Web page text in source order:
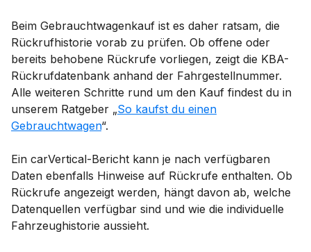
Beim Gebrauchtwagenkauf ist es daher ratsam, die
Rückrufhistorie vorab zu prüfen. Ob offene oder
bereits behobene Rückrufe vorliegen, zeigt die KBA-
Rückrufdatenbank anhand der Fahrgestellnummer.
Alle weiteren Schritte rund um den Kauf findest du in
unserem Ratgeber „So kaufst du einen
Gebrauchtwagen“.
Ein carVertical-Bericht kann je nach verfügbaren
Daten ebenfalls Hinweise auf Rückrufe enthalten. Ob
Rückrufe angezeigt werden, hängt davon ab, welche
Datenquellen verfügbar sind und wie die individuelle
Fahrzeughistorie aussieht.